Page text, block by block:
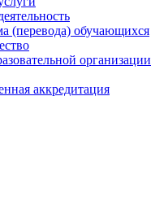
(перевода) обучающихся
организации
аккредитация